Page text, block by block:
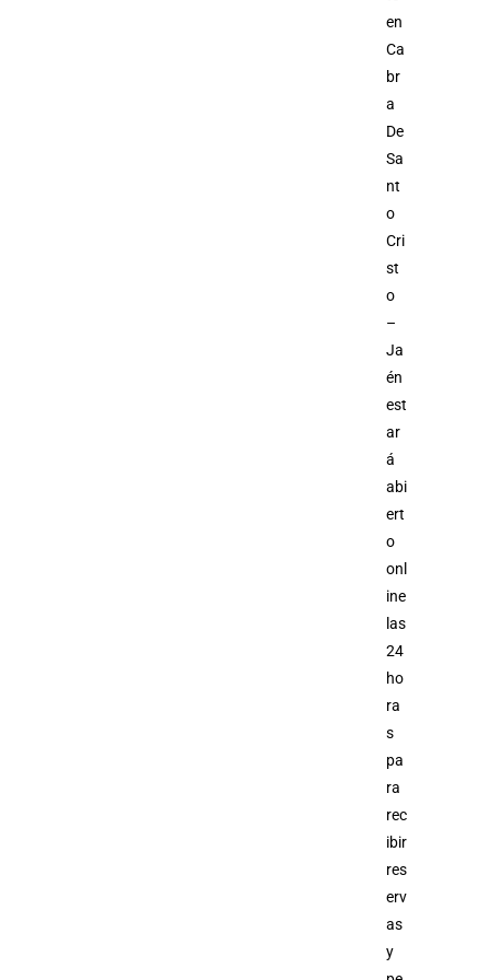
en
Ca
br
a
De
Sa
nt
o
Cri
st
o
–
Ja
én
est
ar
á
abi
ert
o
onl
ine
las
24
ho
ra
s
pa
ra
rec
ibir
res
erv
as
y